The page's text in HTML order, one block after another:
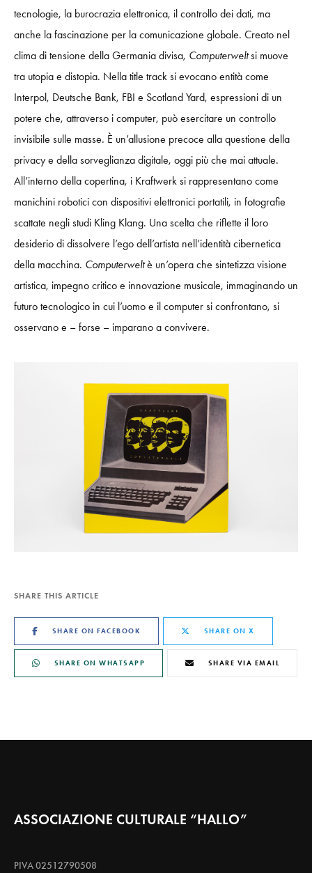
tecnologie, la burocrazia elettronica, il controllo dei dati, ma
anche la fascinazione per la comunicazione globale. Creato nel
clima di tensione della Germania divisa, Computerweltsi muove
tra utopia e distopia. Nella title track si evocano entità come
Interpol, Deutsche Bank, FBI e Scotland Yard, espressioni di un
potere che, attraverso i computer, può esercitare un controllo
invisibile sulle masse. È un’allusione precoce alla questione della
privacy e della sorveglianza digitale, oggi più che mai attuale.
All’interno della copertina, i Kraftwerk si rappresentano come
manichini robotici con dispositivi elettronici portatili, in fotografie
scattate negli studi Kling Klang. Una scelta che riflette il loro
desiderio di dissolvere l’ego dell’artista nell’identità cibernetica
della macchina. Computerweltè un’opera che sintetizza visione
artistica, impegno critico e innovazione musicale, immaginando un
futuro tecnologico in cui l’uomo e il computer si confrontano, si
osservano e – forse – imparano a convivere.
SHARE THIS ARTICLE
SHARE ON FACEBOOK SHARE ON X
SHARE ON WHATSAPP SHARE VIA EMAIL
ASSOCIAZIONE CULTURALE “HALLO”
PIVA 02512790508